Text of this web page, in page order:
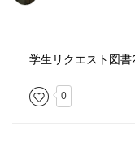
なたは私である。
わたしとあなたは
感覚。
◇◇◇◇◇◇
得ない』
という言葉を残すく
学生リクエスト図書
0